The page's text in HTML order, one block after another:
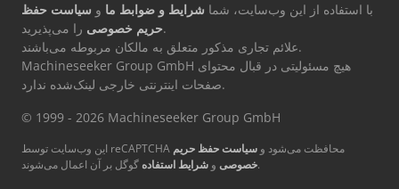
با استفاده از این وب‌سایت، شما شرایط و ضوابط ما و سیاست حفظ
حریم خصوصیرا می‌پذیرید.
علائم تجاری مذکور متعلق به مالکان مربوطه می‌باشند.
Machineseeker Group GmbH هیچ مسئولیتی در قبال محتوای
صفحات اینترنتی خارجی لینک‌شده ندارد.
© 1999 - 2026 Machineseeker Group GmbH
این وب‌سایت توسط reCAPTCHA محافظت می‌شود و سیاست حفظ حریم
خصوصی و شرایط استفاده گوگل بر آن اعمال می‌شوند.